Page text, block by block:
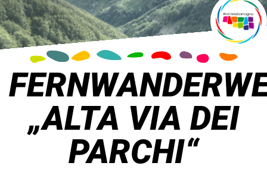
„ALTA VIA DEI
PARCHI“